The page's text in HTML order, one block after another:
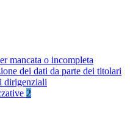
mancata o incompleta
dei dati da parte dei titolari
dirigenziali
2